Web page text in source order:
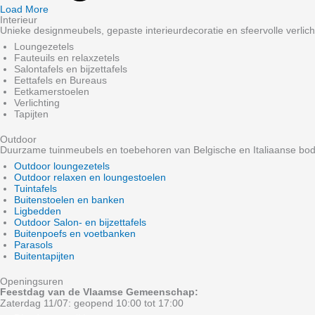
Load More
Interieur
Unieke designmeubels, gepaste interieurdecoratie en sfeervolle
Loungezetels
Fauteuils en relaxzetels
Salontafels en bijzettafels
Eettafels en Bureaus
Eetkamerstoelen
Verlichting
Tapijten
Outdoor
Duurzame tuinmeubels en toebehoren van Belgische en Italiaanse
Outdoor loungezetels
Outdoor relaxen en loungestoelen
Tuintafels
Buitenstoelen en banken
Ligbedden
Outdoor Salon- en bijzettafels
Buitenpoefs en voetbanken
Parasols
Buitentapijten
Openingsuren
Feestdag van de Vlaamse Gemeenschap:
Zaterdag 11/07: geopend 10:00 tot 17:00